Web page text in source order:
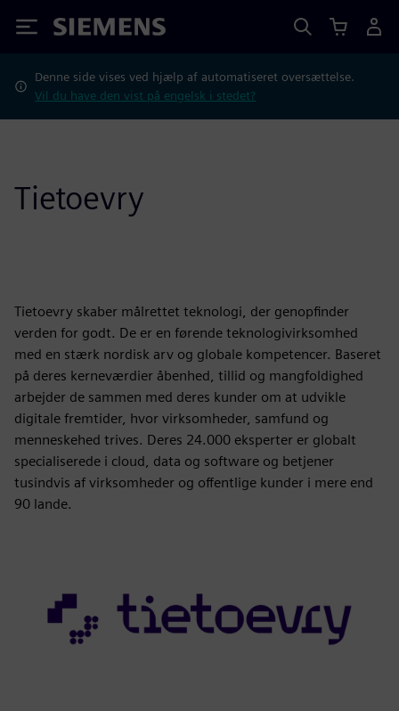
Siemens
Denne side vises ved hjælp af automatiseret oversættelse.
Vil du have den vist på engelsk i stedet?
Tietoevry
Tietoevry skaber målrettet teknologi, der genopfinder
verden for godt. De er en førende teknologivirksomhed
med en stærk nordisk arv og globale kompetencer. Baseret
på deres kerneværdier åbenhed, tillid og mangfoldighed
arbejder de sammen med deres kunder om at udvikle
digitale fremtider, hvor virksomheder, samfund og
menneskehed trives. Deres 24.000 eksperter er globalt
specialiserede i cloud, data og software og betjener
tusindvis af virksomheder og offentlige kunder i mere end
90 lande.